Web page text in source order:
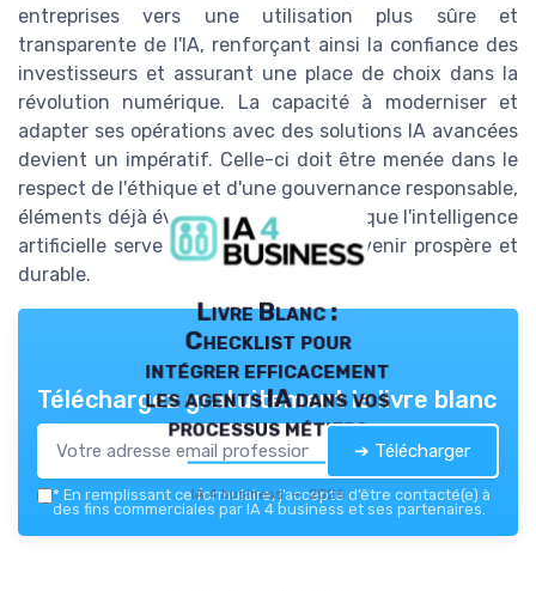
entreprises vers une utilisation plus sûre et
transparente de l'IA, renforçant ainsi la confiance des
investisseurs et assurant une place de choix dans la
révolution numérique. La capacité à moderniser et
adapter ses opérations avec des solutions IA avancées
devient un impératif. Celle-ci doit être menée dans le
respect de l'éthique et d'une gouvernance responsable,
éléments déjà évoqués, pour garantir que l'intelligence
artificielle serve de catalyseur à un avenir prospère et
durable.
Livre Blanc :
Checklist pour
intégrer efficacement
les agents IA dans vos
processus métiers
IA 4 business — 2026
Téléchargez gratuitement le livre blanc
➔ Télécharger
* En remplissant ce formulaire, j’accepte d’être contacté(e) à
des fins commerciales par IA 4 business et ses partenaires.